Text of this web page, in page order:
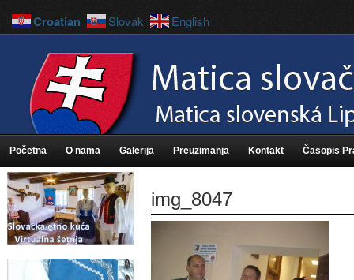
Početna O nama Galerija Preuzimanja Kontakt Časopis
img_8047
Croatian Slovak English